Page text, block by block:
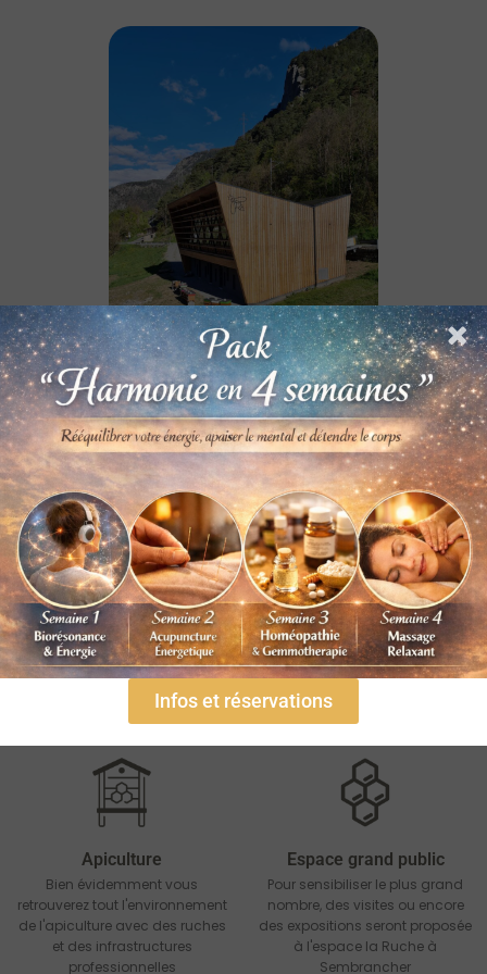
Centre de soins
Le centre de soins regroupe
différentes pratiques comme
l'apithérapie, l'acuponcture, la
Boutique
Les produits de la ruche sont
excellents pour la santé, retrouvez
plus de 300 produits dans notre
Apiculture
Bien évidemment vous
retrouverez tout l'environnement
de l'apiculture avec des ruches
et des infrastructures
professionnelles
Espace grand public
Pour sensibiliser le plus grand
nombre, des visites ou encore
des expositions seront proposée
à l'espace la Ruche à
Sembrancher
Infos et réservations